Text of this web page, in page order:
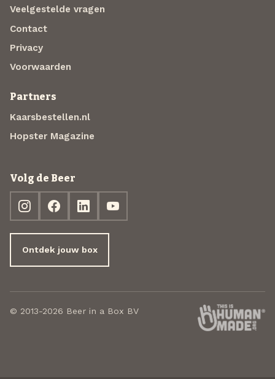
Veelgestelde vragen
Contact
Privacy
Voorwaarden
Partners
Kaarsbestellen.nl
Hopster Magazine
Volg de Beer
Ontdek jouw box
© 2013-2026 Beer in a Box BV